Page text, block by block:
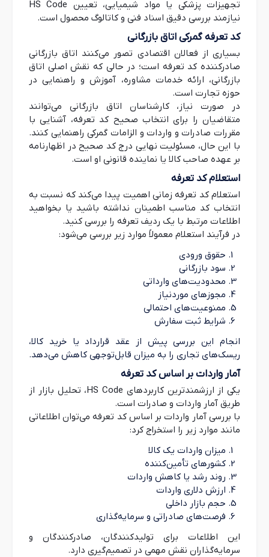
تجهیزات پزشکی یا مواد شیمیایی، تعیین HS Code
نیازمند بررسی دقیق اسناد فنی و کاتالوگ محصول است.
کد تعرفه گمرکی اتاق بازرگانی
بسیاری از فعالان اقتصادی تصور می‌کنند اتاق بازرگانی
صادرکننده کد تعرفه است؛ در حالی که نقش اصلی اتاق
بازرگانی، ارائه خدمات مشاوره، آموزش و راهنمایی در
حوزه تجارت است.
در صورت نیاز، کارشناسان اتاق بازرگانی می‌توانند
متقاضیان را برای انتخاب صحیح کد تعرفه، آشنایی با
مقررات صادرات و واردات و الزامات گمرکی راهنمایی کنند.
با این حال، مسئولیت نهایی درج کد صحیح در اظهارنامه
بر عهده صاحب کالا یا نماینده قانونی او است.
استعلام کد تعرفه
استعلام کد تعرفه زمانی اهمیت پیدا می‌کند که نسبت به
انتخاب کد مناسب اطمینان نداشته باشید یا بخواهید
اطلاعات مرتبط با یک ردیف تعرفه را بررسی کنید.
در فرآیند استعلام معمولاً موارد زیر بررسی می‌شود:
حقوق ورودی
سود بازرگانی
محدودیت‌های وارداتی
مجوزهای موردنیاز
ممنوعیت‌های احتمالی
شرایط ثبت سفارش
انجام این بررسی پیش از عقد قرارداد یا خرید کالا،
ریسک‌های تجاری را به میزان قابل‌توجهی کاهش می‌دهد.
آمار واردات بر اساس کد تعرفه
یکی از ارزشمندترین کاربردهای HS Code، تحلیل بازار از
طریق آمار واردات و صادرات است.
با بررسی آمار واردات بر اساس کد تعرفه می‌توان اطلاعاتی
مانند موارد زیر را استخراج کرد:
میزان واردات یک کالا
کشورهای تأمین‌کننده
روند رشد یا کاهش واردات
ارزش دلاری واردات
حجم بازار داخلی
فرصت‌های صادراتی و سرمایه‌گذاری
این اطلاعات برای تولیدکنندگان، صادرکنندگان و
سرمایه‌گذاران نقش مهمی در تصمیم‌گیری دارد.